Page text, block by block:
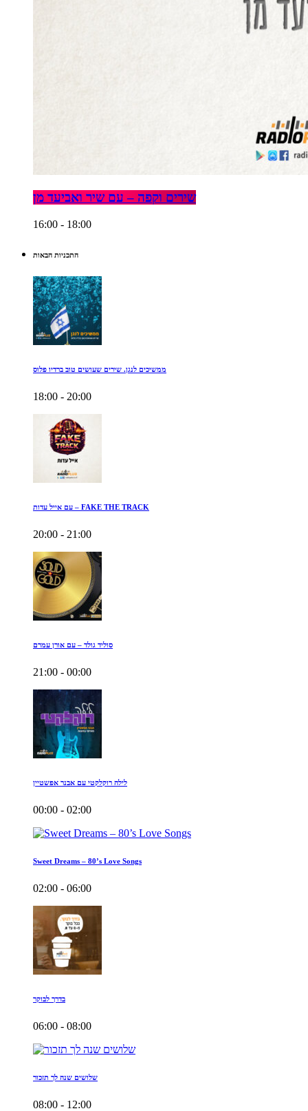
שירים וקפה – עם שיר ואביעד מן
16:00 - 18:00
התכניות הבאות
ממשיכים לנגן. שירים שעושים טוב ברדיו פלוס
18:00 - 20:00
עם אייל עדות – FAKE THE TRACK
20:00 - 21:00
סוליד גולד – עם אורן עמרם
21:00 - 00:00
לילה רוקלקטי עם אבנר אפשטיין
00:00 - 02:00
Sweet Dreams – 80’s Love Songs
02:00 - 06:00
בדרך לבוקר
06:00 - 08:00
שלושים שנה לך תזכור
08:00 - 12:00